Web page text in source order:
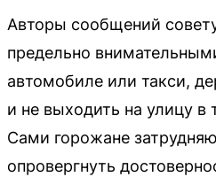
Авторы сообщений
предельно
автомобиле или такси,
и не выходить на улицу в
Сами горожане
опровергнуть